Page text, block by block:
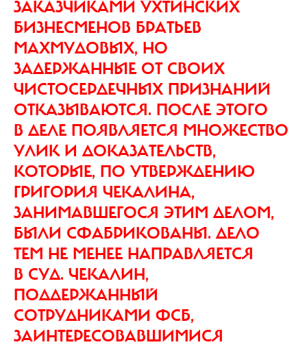
ЗАКАЗЧИКАМИ УХТИНСКИХ
БИЗНЕСМЕНОВ БРАТЬЕВ
МАХМУДОВЫХ, НО
ЗАДЕРЖАННЫЕ ОТ СВОИХ
ЧИСТОСЕРДЕЧНЫХ ПРИЗНАНИЙ
ОТКАЗЫВАЮТСЯ. ПОСЛЕ ЭТОГО
В ДЕЛЕ ПОЯВЛЯЕТСЯ МНОЖЕСТВО
УЛИК И ДОКАЗАТЕЛЬСТВ,
КОТОРЫЕ, ПО УТВЕРЖДЕНИЮ
ГРИГОРИЯ ЧЕКАЛИНА,
ЗАНИМАВШЕГОСЯ ЭТИМ ДЕЛОМ,
БЫЛИ СФАБРИКОВАНЫ. ДЕЛО
ТЕМ НЕ МЕНЕЕ НАПРАВЛЯЕТСЯ
В СУД. ЧЕКАЛИН,
ПОДДЕРЖАННЫЙ
СОТРУДНИКАМИ ФСБ,
ЗАИНТЕРЕСОВАВШИМИСЯ